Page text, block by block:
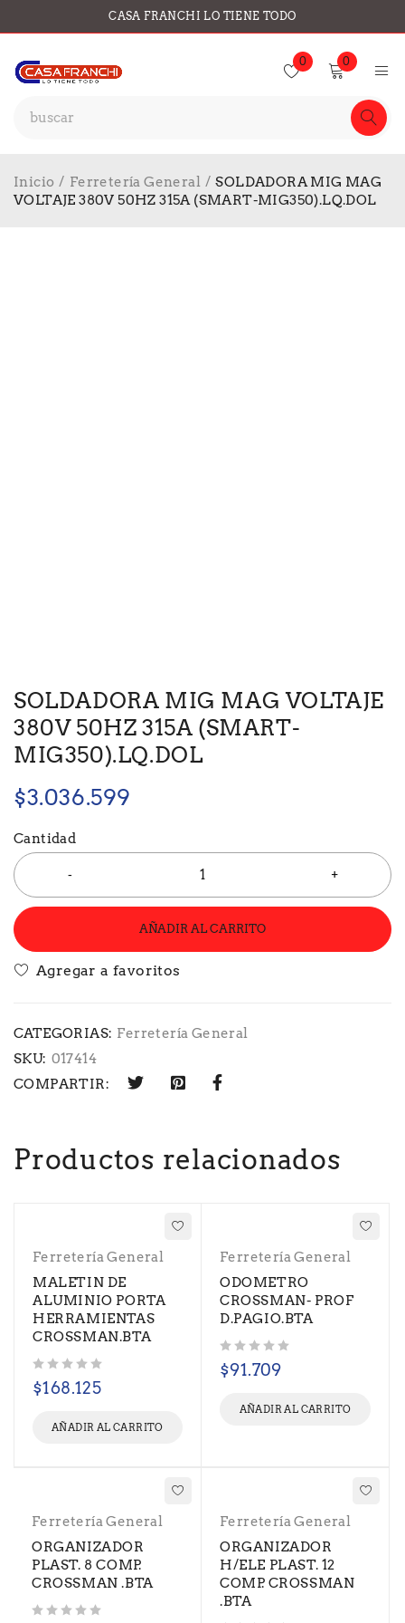
CASA FRANCHI LO TIENE TODO
0 0
Inicio / Ferretería General / SOLDADORA MIG MAG
VOLTAJE 380V 50HZ 315A (SMART-MIG350).LQ.DOL
SOLDADORA MIG MAG VOLTAJE
380V 50HZ 315A (SMART-
MIG350).LQ.DOL
$3.036.599
Cantidad
AÑADIR AL CARRITO
CATEGORIAS: Ferretería General
SKU: 017414
COMPARTIR:
Productos relacionados
Ferretería General
MALETIN DE
ALUMINIO PORTA
HERRAMIENTAS
CROSSMAN.BTA
$168.125
AÑADIR AL CARRITO
Ferretería General
ODOMETRO
CROSSMAN- PROF
D.PAGIO.BTA
$91.709
AÑADIR AL CARRITO
Ferretería General
ORGANIZADOR
PLAST. 8 COMP.
CROSSMAN .BTA
Ferretería General
ORGANIZADOR
H/ELE PLAST. 12
COMP. CROSSMAN
.BTA